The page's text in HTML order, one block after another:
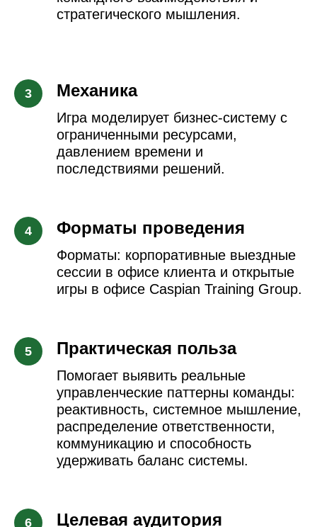
стратегического мышления.
Механика
Игра моделирует бизнес-систему с
ограниченными ресурсами,
давлением времени и
последствиями решений.
Форматы проведения
Форматы: корпоративные выездные
сессии в офисе клиента и открытые
игры в офисе Caspian Training Group.
Практическая польза
Помогает выявить реальные
управленческие паттерны команды:
реактивность, системное мышление,
распределение ответственности,
коммуникацию и способность
удерживать баланс системы.
Целевая аудитория